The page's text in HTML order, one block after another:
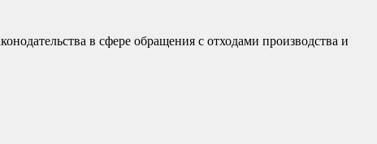
в сфере обращения с отходами производства и